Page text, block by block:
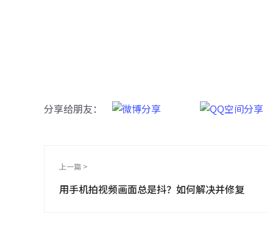
分享给朋友：
上一篇 >
用手机拍视频画面总是抖？如何解决并修复